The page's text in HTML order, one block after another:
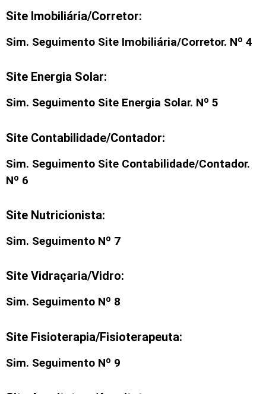
Site Imobiliária/Corretor:
Sim. Seguimento Site Imobiliária/Corretor. Nº 4
Site Energia Solar:
Sim. Seguimento Site Energia Solar. Nº 5
Site Contabilidade/Contador:
Sim. Seguimento Site Contabilidade/Contador.
Nº 6
Site Nutricionista:
Sim. Seguimento Nº 7
Site Vidraçaria/Vidro:
Sim. Seguimento Nº 8
Site Fisioterapia/Fisioterapeuta:
Sim. Seguimento Nº 9